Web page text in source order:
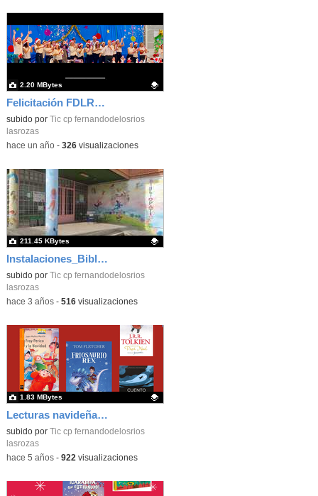
Felicitación FDLR_Las Rozas
Contenido educativo.
subido por Tic cp fernandodelosrios
lasrozas
2.20 MBytes
-hace un año- 326visualizaciones
Instalaciones_Bibliopatio_actualizado_CEIP FDLR_las Rozas
Contenido educativo.
subido por Tic cp fernandodelosrios
lasrozas
211.45 KBytes
-hace 3 años- 516visualizaciones
Lecturas navideñas recomendadas_Segundo Equipo Primaria_CEIP FDLR_Las Rozas
Contenido educativo.
subido por Tic cp fernandodelosrios
lasrozas
1.83 MBytes
-hace 5 años- 922 visualizaciones